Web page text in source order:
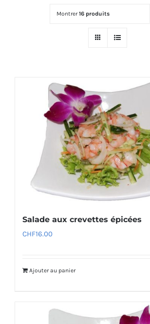
Montrer16 produits
Salade aux crevettes épicées
CHF16.00
Ajouter au panier